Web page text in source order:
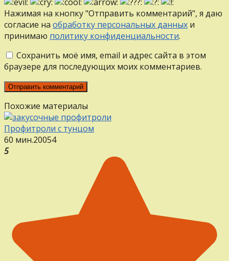
Нажимая на кнопку "Отправить комментарий", я даю
согласие на обработку персональных данных и
принимаю политику конфиденциальности.
Сохранить моё имя, email и адрес сайта в этом
браузере для последующих моих комментариев.
Похожие материалы
Профитроли с тунцом
60 мин.20054
5